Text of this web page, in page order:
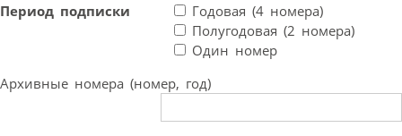
Период подписки
Годовая (4 номера)
Полугодовая (2 номера)
Один номер
Архивные номера (номер, год)